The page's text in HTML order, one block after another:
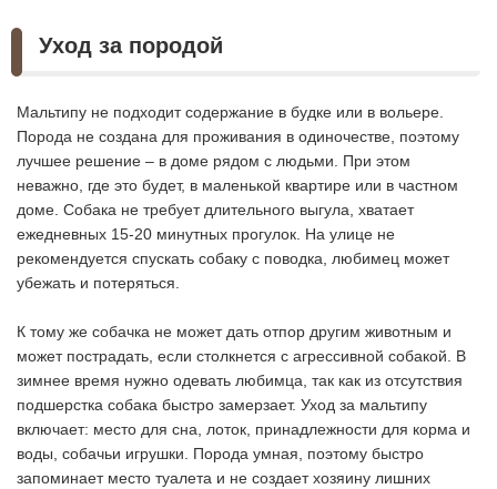
Уход за породой
Мальтипу не подходит содержание в будке или в вольере.
Порода не создана для проживания в одиночестве, поэтому
лучшее решение – в доме рядом с людьми. При этом
неважно, где это будет, в маленькой квартире или в частном
доме. Собака не требует длительного выгула, хватает
ежедневных 15-20 минутных прогулок. На улице не
рекомендуется спускать собаку с поводка, любимец может
убежать и потеряться.
К тому же собачка не может дать отпор другим животным и
может пострадать, если столкнется с агрессивной собакой. В
зимнее время нужно одевать любимца, так как из отсутствия
подшерстка собака быстро замерзает. Уход за мальтипу
включает: место для сна, лоток, принадлежности для корма и
воды, собачьи игрушки. Порода умная, поэтому быстро
запоминает место туалета и не создает хозяину лишних